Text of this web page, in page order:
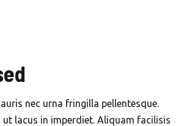
nec urna fringilla pellentesque.
ut lacus in imperdiet. Aliquam facilisis